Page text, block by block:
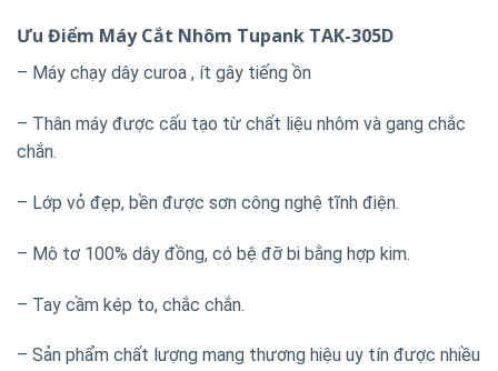
Ưu Điểm Máy Cắt Nhôm Tupank TAK-305D
– Máy chạy dây curoa , ít gây tiếng ồn
– Thân máy được cấu tạo từ chất liệu nhôm và gang chắc
chắn.
– Lớp vỏ đẹp, bền được sơn công nghệ tĩnh điện.
– Mô tơ 100% dây đồng, có bệ đỡ bi bằng hợp kim.
– Tay cầm kép to, chắc chắn.
– Sản phẩm chất lượng mang thương hiệu uy tín được nhiều